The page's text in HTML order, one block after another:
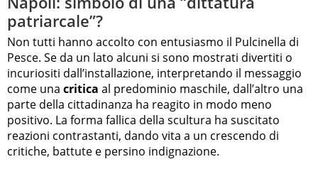
patriarcale”?
Non tutti hanno accolto con entusiasmo il Pulcinella di
Pesce. Se da un lato alcuni si sono mostrati divertiti o
incuriositi dall’installazione, interpretando il messaggio
come una critica al predominio maschile, dall’altro una
parte della cittadinanza ha reagito in modo meno
positivo. La forma fallica della scultura ha suscitato
reazioni contrastanti, dando vita a un crescendo di
critiche, battute e persino indignazione.